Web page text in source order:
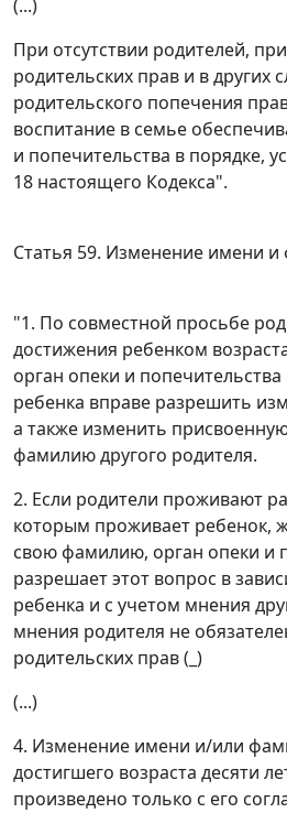
(...)
При отсутствии родителей,
родительских прав и в других
родительского попечения
воспитание в семье
и попечительства в порядке,
18 настоящего Кодекса".
Статья 59. Изменение имени и
"1. По совместной просьбе
достижения ребенком
орган опеки и
ребенка вправе разрешить
а также изменить
фамилию другого родителя.
2. Если родители проживают
которым проживает ребенок,
свою фамилию, орган опеки и
разрешает этот вопрос в
ребенка и с учетом мнения
мнения родителя не
родительских прав (_)
(...)
4. Изменение имени и/или
достигшего возраста десяти
произведено только с его